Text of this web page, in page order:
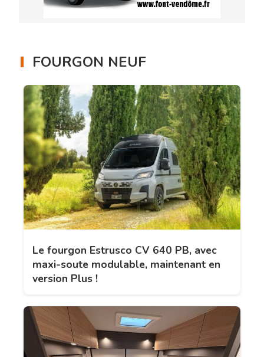
FOURGON NEUF
Le fourgon Estrusco CV 640 PB, avec
maxi-soute modulable, maintenant en
version Plus !